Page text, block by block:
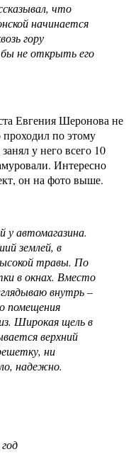
что
начинается
гору
не открыть его
Евгения Шеронова не
проходил по этому
у него всего 10
Интересно
он на фото выше.
у автомагазина.
землей, в
травы. По
в окнах. Вместо
внутрь –
помещения
Широкая щель в
верхний
ни
надежно.